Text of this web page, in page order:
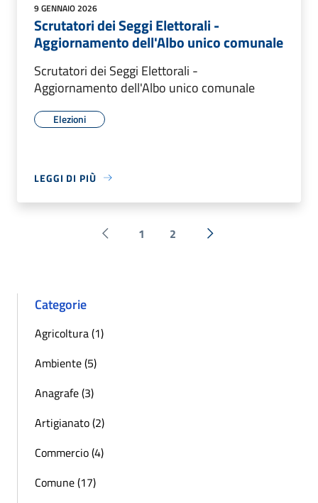
9 GENNAIO 2026
Scrutatori dei Seggi Elettorali -
Aggiornamento dell'Albo unico comunale
Scrutatori dei Seggi Elettorali -
Aggiornamento dell'Albo unico comunale
Elezioni
LEGGI DI PIÙ
Pagina precedente
1 2 Successiva »
Categorie
Agricoltura (1)
Ambiente (5)
Anagrafe (3)
Artigianato (2)
Commercio (4)
Comune (17)